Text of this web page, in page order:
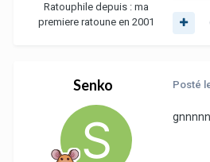
Ratouphile depuis : ma
premiere ratoune en 2001
Senko Posté